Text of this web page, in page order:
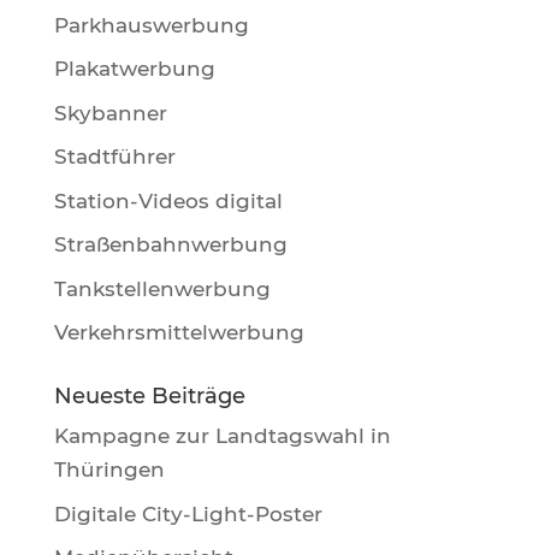
Parkhauswerbung
Plakatwerbung
Skybanner
Stadtführer
Station-Videos digital
Straßenbahnwerbung
Tankstellenwerbung
Verkehrsmittelwerbung
Neueste Beiträge
Kampagne zur Landtagswahl in
Thüringen
Digitale City-Light-Poster